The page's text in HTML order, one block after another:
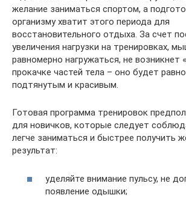
желание заниматься спортом, а
организму хватит этого периода для
восстановительного отдыха. За счет
увеличения нагрузки на тренировках,
равномерно нагружаться, не возникнет
прокачке частей тела – оно будет
подтянутым и красивым.
Готовая программа тренировок
для новичков, которые следует
легче заниматься и быстрее получить
результат:
уделяйте внимание пульсу, не
появление одышки;